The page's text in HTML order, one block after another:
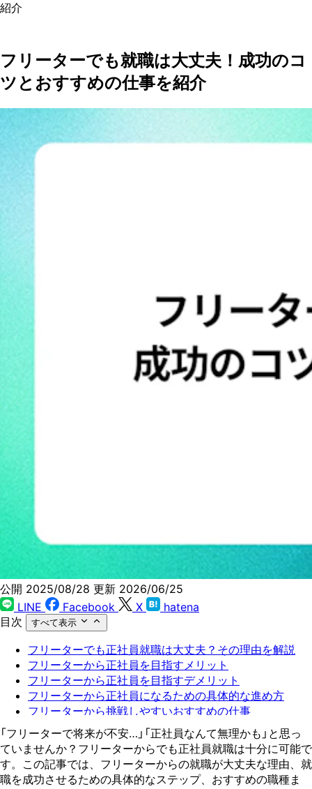
紹介
フリーターでも就職は大丈夫！成功のコ
ツとおすすめの仕事を紹介
公開 2025/08/28 更新 2026/06/25
LINE
Facebook X
hatena
目次
すべて表示
フリーターでも正社員就職は大丈夫？その理由を解説
フリーターから正社員を目指すメリット
フリーターから正社員を目指すデメリット
フリーターから正社員になるための具体的な進め方
フリーターから挑戦しやすいおすすめの仕事
就職活動の不安はZキャリアに相談しよう
「フリーターで将来が不安…」「正社員なんて無理かも」と思っ
ていませんか？フリーターからでも正社員就職は十分に可能で
す。この記事では、フリーターからの就職が大丈夫な理由、就
職を成功させるための具体的なステップ、おすすめの職種ま